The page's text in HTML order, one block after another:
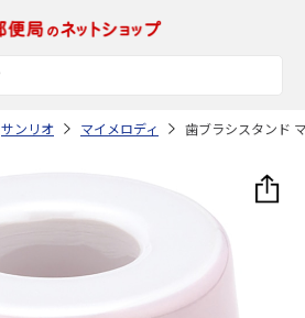
サンリオ マイメロディ 歯ブラシスタンド